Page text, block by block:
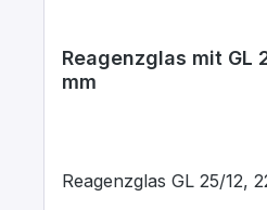
Reagenzglas mit GL
mm
Reagenzglas GL 25/12,